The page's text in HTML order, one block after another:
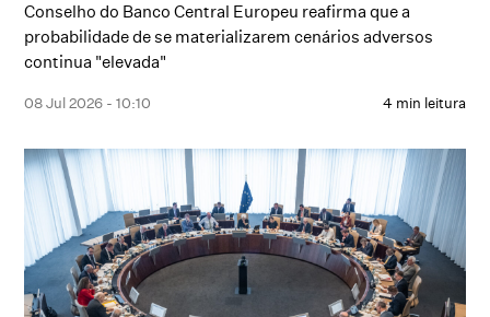
Conselho do Banco Central Europeu reafirma que a
probabilidade de se materializarem cenários adversos
continua "elevada"
08 Jul 2026 - 10:10 4 min leitura